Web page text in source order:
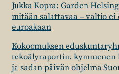
Jukka Kopra: Garden
mitään salattavaa – valtio ei
euroakaan
Kokoomuksen
tekoälyraportin: kymmenen
ja sadan päivän ohjelma